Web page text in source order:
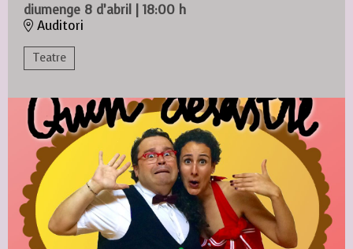
diumenge 8 d’abril | 18:00 h
Auditori
Teatre